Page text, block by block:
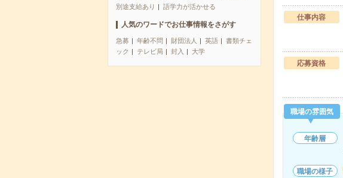
別途支給あり
語学力が活かせる
人気のワードでお仕事情報をさがす
急募 年齢不問 財団法人 英語
書類チェ
ック
テレビ局 封入 大学
仕事内容
応募資格
職場の雰囲気
年齢層
職場の様子